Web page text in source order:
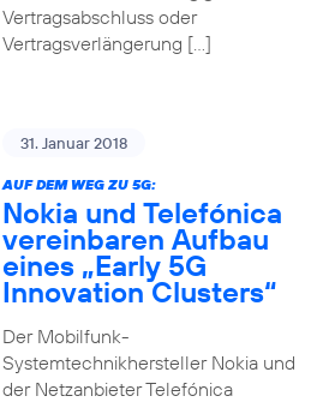
Vertragsabschluss oder
Vertragsverlängerung […]
31. Januar 2018
AUF DEM WEG ZU 5G:
Nokia und Telefónica
vereinbaren Aufbau
eines „Early 5G
Innovation Clusters“
Der Mobilfunk-
Systemtechnikhersteller Nokia und
der Netzanbieter Telefónica